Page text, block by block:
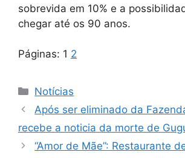
sobrevida em 10% e a
chegar até os 90 anos.
Páginas: 1 2
Categorias
Notícias
Após ser eliminado da
recebe a noticia da morte de
“Amor de Mãe”: Restaurante